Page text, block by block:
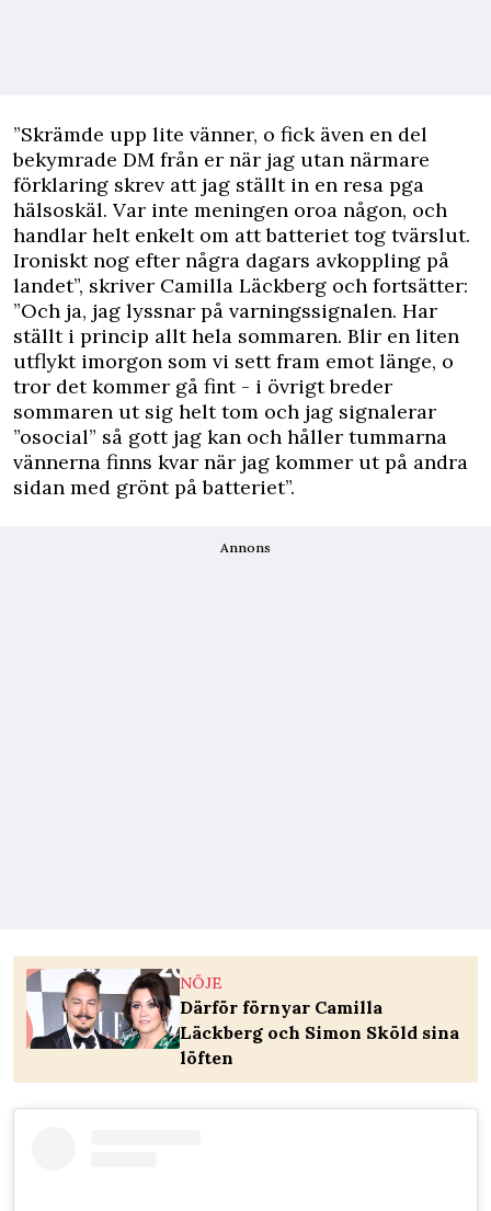
”Skrämde upp lite vänner, o fick även en del
bekymrade DM från er när jag utan närmare
förklaring skrev att jag ställt in en resa pga
hälsoskäl. Var inte meningen oroa någon, och
handlar helt enkelt om att batteriet tog tvärslut.
Ironiskt nog efter några dagars avkoppling på
landet”, skriver Camilla Läckberg och fortsätter:
”Och ja, jag lyssnar på varningssignalen. Har
ställt i princip allt hela sommaren. Blir en liten
utflykt imorgon som vi sett fram emot länge, o
tror det kommer gå fint - i övrigt breder
sommaren ut sig helt tom och jag signalerar
”osocial” så gott jag kan och håller tummarna
vännerna finns kvar när jag kommer ut på andra
sidan med grönt på batteriet”.
Annons
NÖJE
Därför förnyar Camilla
Läckberg och Simon Sköld sina
löften